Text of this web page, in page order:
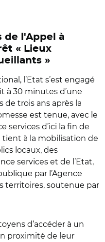
de l'Appel à
« Lieux
»
l’Etat s’est engagé
à 30 minutes d’une
de trois ans après la
est tenue, avec le
services d’ici la fin de
tient à la mobilisation de
locaux, des
services et de l’Etat,
par l’Agence
territoires, soutenue par
d’accéder à un
proximité de leur